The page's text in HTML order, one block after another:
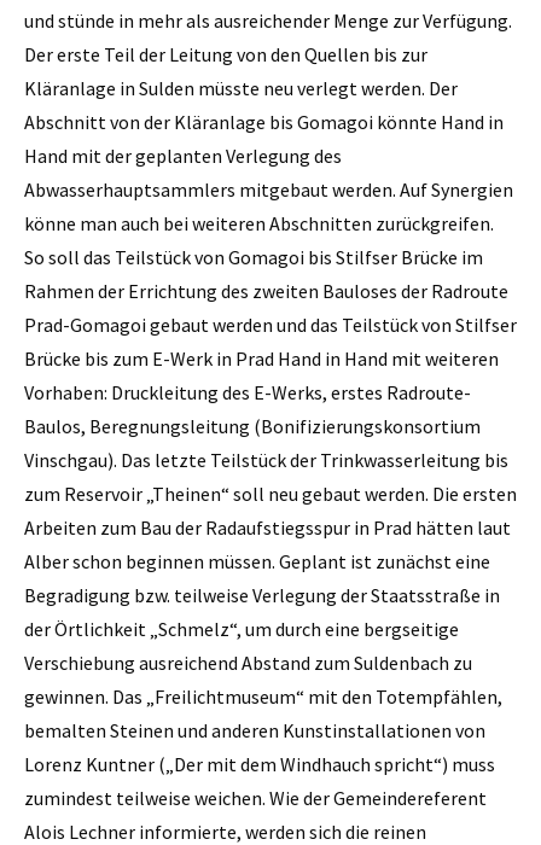
und stünde in mehr als ausreichender Menge zur Verfügung.
Der erste Teil der Leitung von den Quellen bis zur
Kläranlage in Sulden müsste neu verlegt werden. Der
Abschnitt von der Kläranlage bis Gomagoi könnte Hand in
Hand mit der geplanten Verlegung des
Abwasserhauptsammlers mitgebaut werden. Auf Synergien
könne man auch bei weiteren Abschnitten zurückgreifen.
So soll das Teilstück von Gomagoi bis Stilfser Brücke im
Rahmen der Errichtung des zweiten Bauloses der Radroute
Prad-Gomagoi gebaut werden und das Teilstück von Stilfser
Brücke bis zum E-Werk in Prad Hand in Hand mit weiteren
Vorhaben: Druckleitung des E-Werks, erstes Radroute-
Baulos, Beregnungsleitung (Bonifizierungskonsortium
Vinschgau). Das letzte Teilstück der Trinkwasserleitung bis
zum Reservoir „Theinen“ soll neu gebaut werden. Die ersten
Arbeiten zum Bau der Radaufstiegsspur in Prad hätten laut
Alber schon beginnen müssen. Geplant ist zunächst eine
Begradigung bzw. teilweise Verlegung der Staatsstraße in
der Örtlichkeit „Schmelz“, um durch eine bergseitige
Verschiebung ausreichend Abstand zum Suldenbach zu
gewinnen. Das „Freilichtmuseum“ mit den Totempfählen,
bemalten Steinen und anderen Kunstinstallationen von
Lorenz Kuntner („Der mit dem Windhauch spricht“) muss
zumindest teilweise weichen. Wie der Gemeindereferent
Alois Lechner informierte, werden sich die reinen